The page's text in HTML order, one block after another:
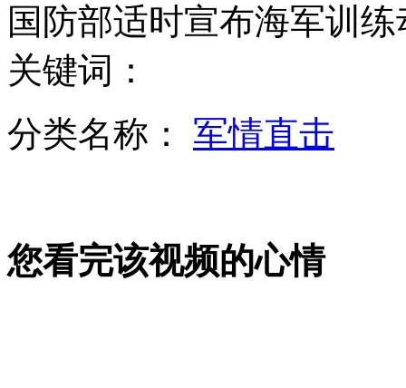
劫匪抢劫遭暴打 当场大哭店主安慰
播客：火辣性感妹组合热舞
国防部适时宣布海军训
关键词：
分类名称： 军情直击
您看完该视频的心情